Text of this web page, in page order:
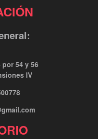
por 54 y 56
IV